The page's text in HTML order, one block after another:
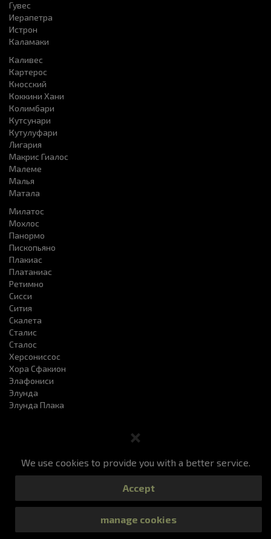
We use cookies to provide you with a better service.
Accept
manage cookies
Гувес
Иерапетра
Истрон
Каламаки
Каливес
Картерос
Кносский
Коккини Хани
Колимбари
Кутсунари
Кутулуфари
Лигария
Макрис Гиалос
Малеме
Малья
Матала
Милатос
Мохлос
Панормо
Пископьяно
Плакиас
Платаниас
Ретимно
Сисси
Сития
Скалета
Сталис
Сталос
Херсониссоc
Хора Сфакион
Элафониси
Элунда
Элунда Плака
Заказ такси Цены Наш Сервис
ЧаВо
Просмотр Вашего заказа
All Rights Reserved 2019